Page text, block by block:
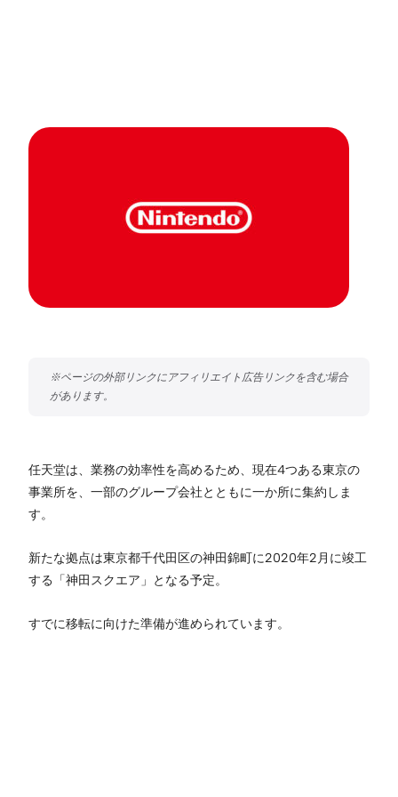
任天堂は、業務の効率性を高めるため、現在4つある東京の
事業所を、一部のグループ会社とともに一か所に集約しま
す。
新たな拠点は東京都千代田区の神田錦町に2020年2月に竣工
する「神田スクエア」となる予定。
すでに移転に向けた準備が進められています。